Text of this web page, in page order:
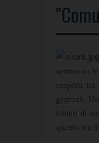
nemmeno
rapporti
generali.
istituti di
quanto